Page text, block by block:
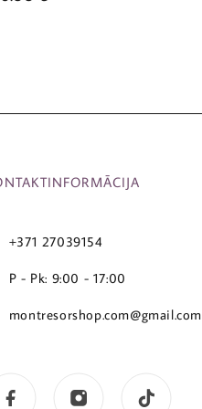
+371 27039154
P - Pk: 9:00 - 17:00
montresorshop.com@gmail.com